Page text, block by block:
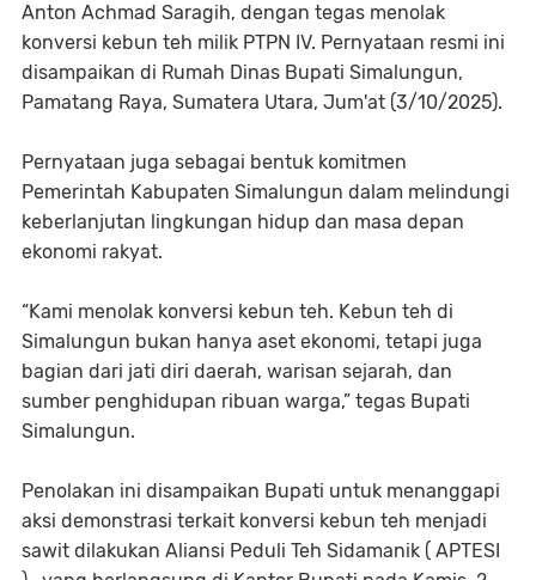
Anton Achmad Saragih, dengan tegas menolak
konversi kebun teh milik PTPN IV. Pernyataan resmi ini
disampaikan di Rumah Dinas Bupati Simalungun,
Pamatang Raya, Sumatera Utara, Jum'at (3/10/2025).
Pernyataan juga sebagai bentuk komitmen
Pemerintah Kabupaten Simalungun dalam melindungi
keberlanjutan lingkungan hidup dan masa depan
ekonomi rakyat.
“Kami menolak konversi kebun teh. Kebun teh di
Simalungun bukan hanya aset ekonomi, tetapi juga
bagian dari jati diri daerah, warisan sejarah, dan
sumber penghidupan ribuan warga,” tegas Bupati
Simalungun.
Penolakan ini disampaikan Bupati untuk menanggapi
aksi demonstrasi terkait konversi kebun teh menjadi
sawit dilakukan Aliansi Peduli Teh Sidamanik ( APTESI